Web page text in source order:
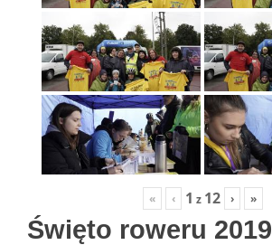
« ‹ 1 z 12 › »
Święto roweru 2019